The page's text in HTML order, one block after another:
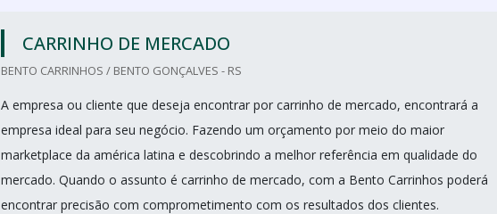
CARRINHO DE MERCADO
BENTO CARRINHOS / BENTO GONÇALVES - RS
A empresa ou cliente que deseja encontrar por carrinho de mercado, encontrará a
empresa ideal para seu negócio. Fazendo um orçamento por meio do maior
marketplace da américa latina e descobrindo a melhor referência em qualidade do
mercado. Quando o assunto é carrinho de mercado, com a Bento Carrinhos poderá
encontrar precisão com comprometimento com os resultados dos clientes.